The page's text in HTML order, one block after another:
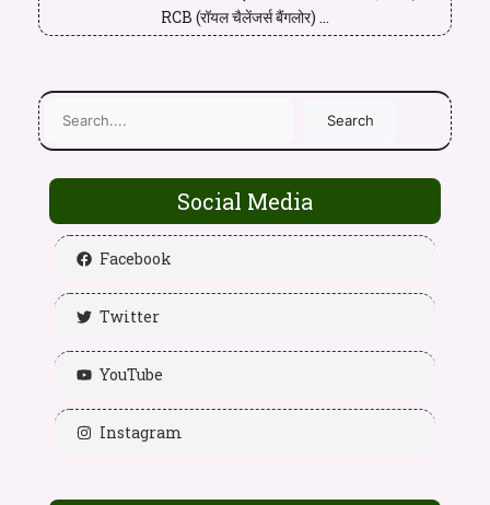
RCB (रॉयल चैलेंजर्स बैंगलोर) ...
Search
Social Media
Facebook
Twitter
YouTube
Instagram